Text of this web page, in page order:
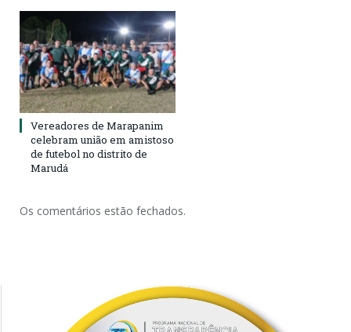
Vereadores de Marapanim
celebram união em amistoso
de futebol no distrito de
Marudá
Os comentários estão fechados.